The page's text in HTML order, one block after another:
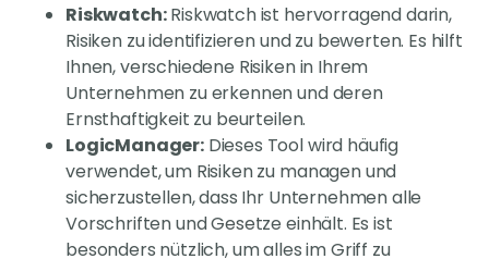
Riskwatch:Riskwatch ist hervorragend darin,
Risiken zu identifizieren und zu bewerten. Es hilft
Ihnen, verschiedene Risiken in Ihrem
Unternehmen zu erkennen und deren
Ernsthaftigkeit zu beurteilen.
LogicManager:Dieses Tool wird häufig
verwendet, um Risiken zu managen und
sicherzustellen, dass Ihr Unternehmen alle
Vorschriften und Gesetze einhält. Es ist
besonders nützlich, um alles im Griff zu